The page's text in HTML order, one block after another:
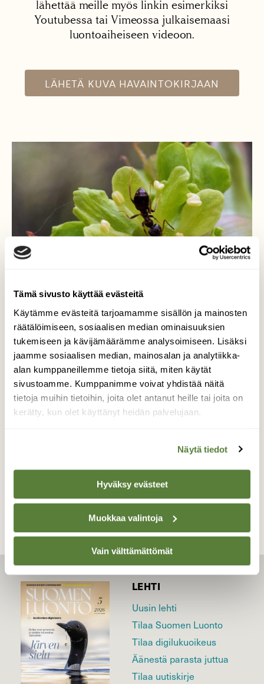
Tämä sivusto käyttää evästeitä
Käytämme evästeitä tarjoamamme sisällön ja mainosten
räätälöimiseen, sosiaalisen median ominaisuuksien
tukemiseen ja kävijämäärämme analysoimiseen. Lisäksi
jaamme sosiaalisen median, mainosalan ja analytiikka-
alan kumppaneillemme tietoja siitä, miten käytät
sivustoamme. Kumppanimme voivat yhdistää näitä
tietoja muihin tietoihin, joita olet antanut heille tai joita on
kerätty, kun olet käyttänyt heidän palvelujaan.
Näytä tiedot
Hyväksy evästeet
Muokkaa valintoja
Vain välttämättömät
lähettää meille myös linkin esimerkiksi
Youtubessa tai Vimeossa julkaisemaasi
luontoaiheiseen videoon.
LÄHETÄ KUVA HAVAINTOKIRJAAN
Mauriainen
Makealle maistuu vaahteran mesi.
Valokuvaaja: Tarja Naukkarinen, Savitaipale
LEHTI
Uusin lehti
Tilaa Suomen Luonto
Tilaa digilukuoikeus
Äänestä parasta juttua
Tilaa uutiskirje